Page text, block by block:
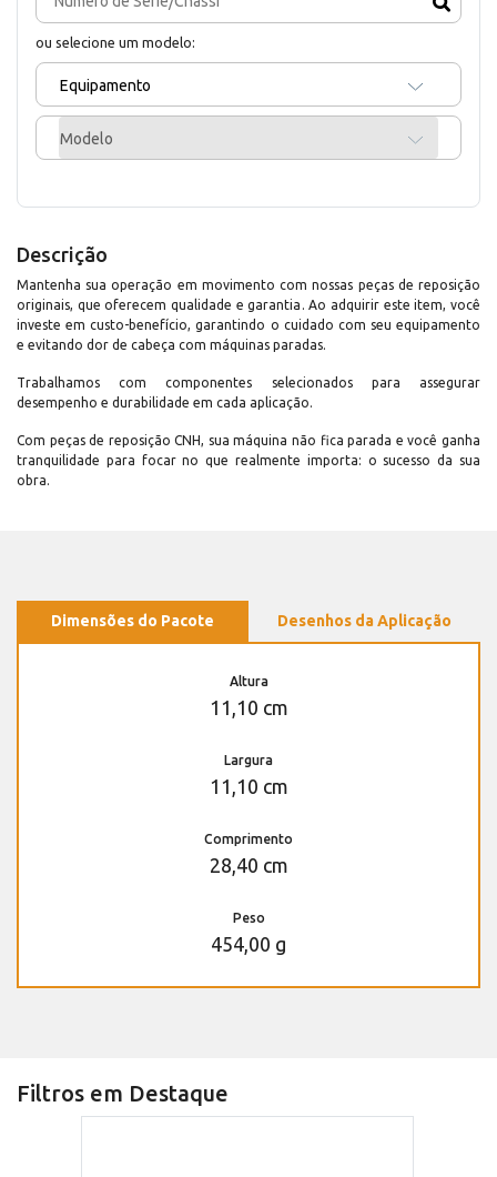
ou selecione um modelo:
Equipamento
Modelo
Descrição
Mantenha sua operação em movimento com nossas peças de reposição
originais, que oferecem qualidade e garantia. Ao adquirir este item, você
investe em custo-benefício, garantindo o cuidado com seu equipamento
e evitando dor de cabeça com máquinas paradas.
Trabalhamos com componentes selecionados para assegurar
desempenho e durabilidade em cada aplicação.
Com peças de reposição CNH, sua máquina não fica parada e você ganha
tranquilidade para focar no que realmente importa: o sucesso da sua
obra.
Dimensões do Pacote Desenhos da Aplicação
Altura
11,10 cm
Largura
11,10 cm
Comprimento
28,40 cm
Peso
454,00 g
Filtros em Destaque